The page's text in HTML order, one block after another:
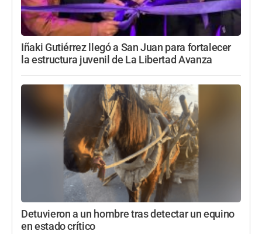
Iñaki Gutiérrez llegó a San Juan para fortalecer
la estructura juvenil de La Libertad Avanza
Detuvieron a un hombre tras detectar un equino
en estado crítico